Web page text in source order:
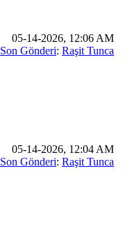
05-14-2026, 12:06 AM
Son Gönderi: Raşit Tunca
05-14-2026, 12:04 AM
Son Gönderi: Raşit Tunca